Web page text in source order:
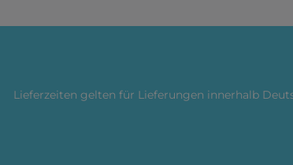
Lieferzeiten gelten für Lieferungen innerhalb